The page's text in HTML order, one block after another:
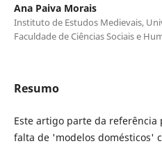
Ana Paiva Morais
Instituto de Estudos Medievais,
Faculdade de Ciências Sociais e
Resumo
Este artigo parte da referência
falta de 'modelos domésticos'